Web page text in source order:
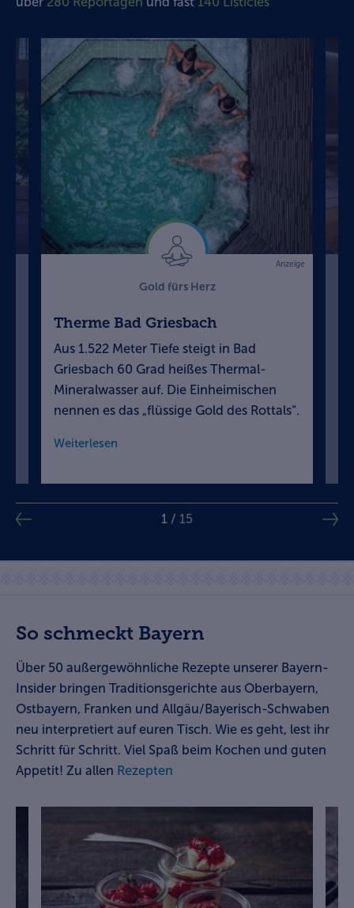
Anzeige
Gold fürs Herz
Therme Bad Griesbach
Aus 1.522 Meter Tiefe steigt in Bad
Griesbach 60 Grad heißes Thermal-
Mineralwasser auf. Die Einheimischen
nennen es das „flüssige Gold des Rottals“.
Weiterlesen
1 / 15
So schmeckt Bayern
Über 50 außergewöhnliche Rezepte unserer Bayern-
Insider bringen Traditionsgerichte aus Oberbayern,
Ostbayern, Franken und Allgäu/Bayerisch-Schwaben
neu interpretiert auf euren Tisch. Wie es geht, lest ihr
Schritt für Schritt. Viel Spaß beim Kochen und guten
Appetit! Zu allen Rezepten